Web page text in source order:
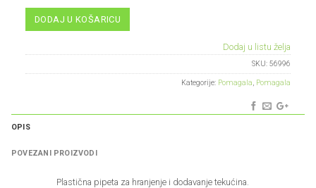
DODAJ U KOŠARICU
Dodaj u listu želja
SKU: 56996
Kategorije: Pomagala, Pomagala
OPIS
POVEZANI PROIZVODI
Plastična pipeta za hranjenje i dodavanje tekućina.